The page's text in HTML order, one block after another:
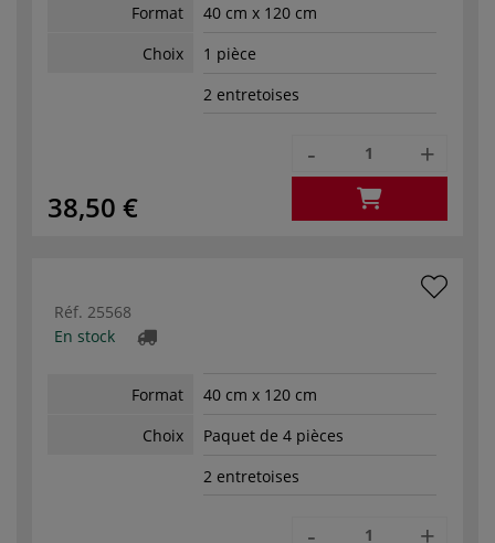
Format
40 cm x 120 cm
Choix
1 pièce
2 entretoises
38,50 €
- +
Réf. 25568
En stock
Format
40 cm x 120 cm
Choix
Paquet de 4 pièces
2 entretoises
- +